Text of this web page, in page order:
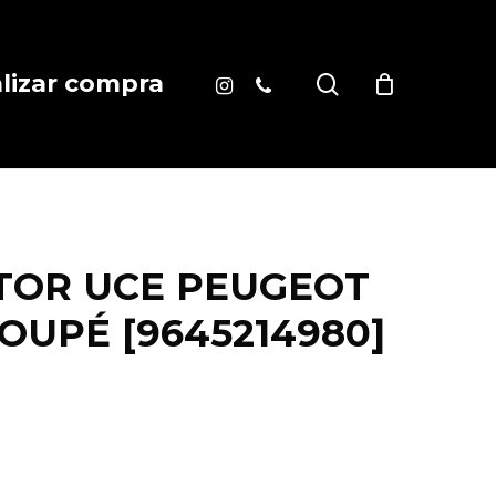
compra instagram
phone search
UCE PEUGEOT
[9645214980]